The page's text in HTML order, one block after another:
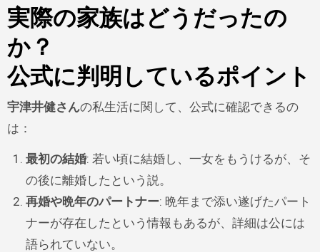
実際の家族はどうだったの
か？
公式に判明しているポイント
宇津井健さんの私生活に関して、公式に確認できるの
は：
最初の結婚: 若い頃に結婚し、一女をもうけるが、そ
の後に離婚したという説。
再婚や晩年のパートナー: 晩年まで添い遂げたパート
ナーが存在したという情報もあるが、詳細は公には
語られていない。